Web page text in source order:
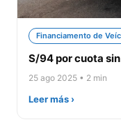
Financiamento de
S/94 por cuota
25 ago 2025 • 2 min
Leer más ›